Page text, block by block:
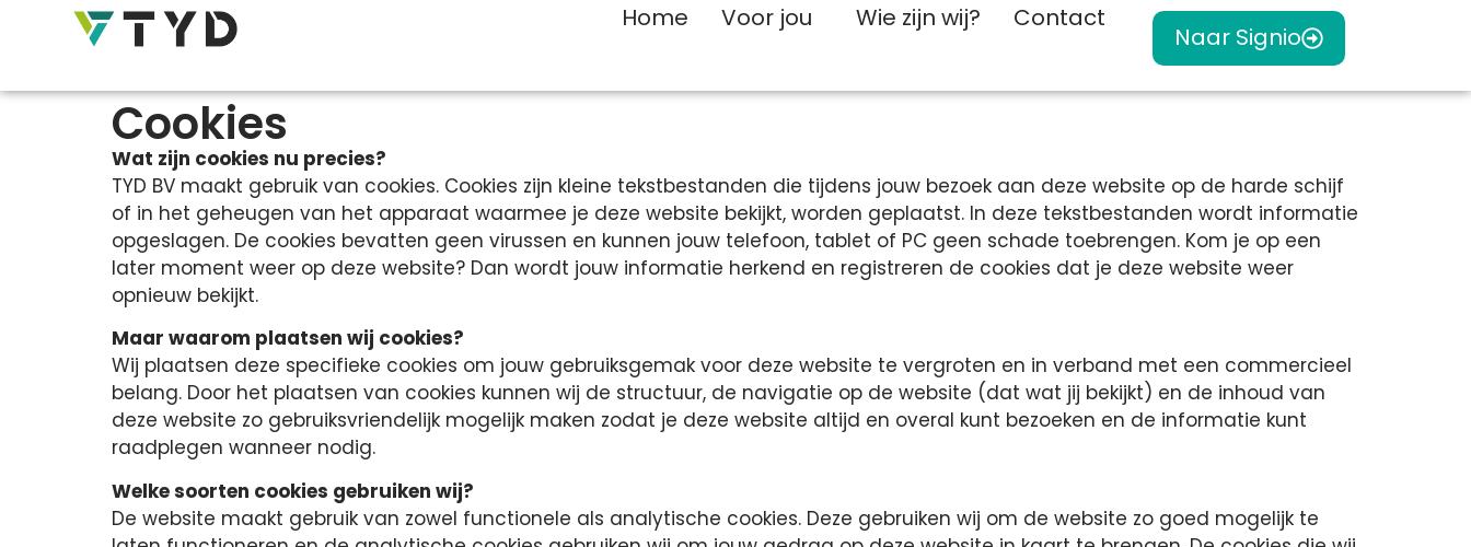
Home Voor jou Wie zijn wij? Contact
Naar Signio
Cookies
Wat zijn cookies nu precies?
TYD BV maakt gebruik van cookies. Cookies zijn kleine tekstbestanden die tijdens jouw bezoek aan deze website op de harde schijf
of in het geheugen van het apparaat waarmee je deze website bekijkt, worden geplaatst. In deze tekstbestanden wordt informatie
opgeslagen. De cookies bevatten geen virussen en kunnen jouw telefoon, tablet of PC geen schade toebrengen. Kom je op een
later moment weer op deze website? Dan wordt jouw informatie herkend en registreren de cookies dat je deze website weer
opnieuw bekijkt.
Maar waarom plaatsen wij cookies?
Wij plaatsen deze specifieke cookies om jouw gebruiksgemak voor deze website te vergroten en in verband met een commercieel
belang. Door het plaatsen van cookies kunnen wij de structuur, de navigatie op de website (dat wat jij bekijkt) en de inhoud van
deze website zo gebruiksvriendelijk mogelijk maken zodat je deze website altijd en overal kunt bezoeken en de informatie kunt
raadplegen wanneer nodig.
Welke soorten cookies gebruiken wij?
De website maakt gebruik van zowel functionele als analytische cookies. Deze gebruiken wij om de website zo goed mogelijk te